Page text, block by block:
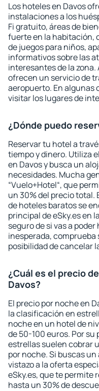
Los hoteles en Davos
instalaciones a los
Fi gratuito, áreas de
fuerte en la habitación,
de juegos para niños,
informativos sobre las
interesantes de la
ofrecen un servicio de
aeropuerto. En algunas
visitar los lugares de
¿Dónde puedo
Reservar tu hotel a
tiempo y dinero. Utiliza
en Davos y busca un
necesidades. Mucha
“Vuelo+Hotel“, que
un 30% del precio total.
de hoteles baratos se
principal de eSky.es en
seguro de si vas a
inesperada,
posibilidad de cancelar
¿Cuál es el precio
Davos?
El precio por noche en
la clasificación en
noche en un hotel de
de 50-100 euros. Por
estrellas suelen cobrar
por noche. Si buscas
vistazo a la oferta
eSky.es, que te permite
hasta un 30% de